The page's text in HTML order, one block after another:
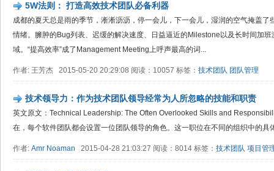
5W法则： 打造高效技术团队必备利器
成都的夏天总是雨的季节，淅淅沥沥，停一会儿，下一会儿，湿润的空气掩盖
情绪。臃肿的Bug列表、迟缓的解决速度、日益逼近的Milestone以及长时间加
域。“提高效率”成了Management Meeting上呼声最高的词...
作者: 王芳杰 2015-05-20 20:29:08 阅读：10057 标签： 技术团队 团队管理
技术领导力：作为技术团队领导经常为人所忽略的技能和职责
英文原文：Technical Leadership: The Often Overlooked Skills and
在，每个软件团队都会设置一位团队领导的角色。这一职位在不同的组织中的具
作者: Amr Noaman 2015-04-28 21:03:27 阅读：8014 标签： 技术团队 项目管